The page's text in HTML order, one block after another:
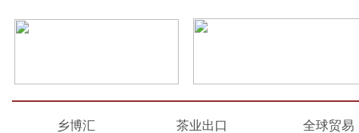
乡博汇 茶业出口 全球贸易